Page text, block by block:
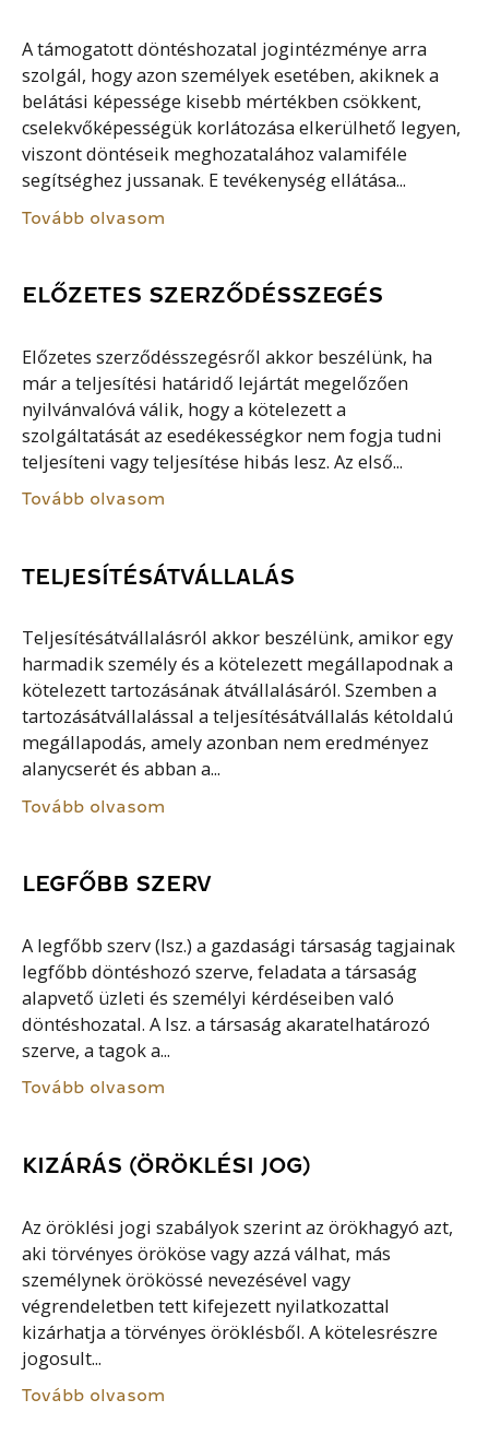
A támogatott döntéshozatal jogintézménye arra
szolgál, hogy azon személyek esetében, akiknek a
belátási képessége kisebb mértékben csökkent,
cselekvőképességük korlátozása elkerülhető legyen,
viszont döntéseik meghozatalához valamiféle
segítséghez jussanak. E tevékenység ellátása...
Tovább olvasom
ELŐZETES SZERZŐDÉSSZEGÉS
Előzetes szerződésszegésről akkor beszélünk, ha
már a teljesítési határidő lejártát megelőzően
nyilvánvalóvá válik, hogy a kötelezett a
szolgáltatását az esedékességkor nem fogja tudni
teljesíteni vagy teljesítése hibás lesz. Az első...
Tovább olvasom
TELJESÍTÉSÁTVÁLLALÁS
Teljesítésátvállalásról akkor beszélünk, amikor egy
harmadik személy és a kötelezett megállapodnak a
kötelezett tartozásának átvállalásáról. Szemben a
tartozásátvállalással a teljesítésátvállalás kétoldalú
megállapodás, amely azonban nem eredményez
alanycserét és abban a...
Tovább olvasom
LEGFŐBB SZERV
A legfőbb szerv (lsz.) a gazdasági társaság tagjainak
legfőbb döntéshozó szerve, feladata a társaság
alapvető üzleti és személyi kérdéseiben való
döntéshozatal. A lsz. a társaság akaratelhatározó
szerve, a tagok a...
Tovább olvasom
KIZÁRÁS (ÖRÖKLÉSI JOG)
Az öröklési jogi szabályok szerint az örökhagyó azt,
aki törvényes örököse vagy azzá válhat, más
személynek örökössé nevezésével vagy
végrendeletben tett kifejezett nyilatkozattal
kizárhatja a törvényes öröklésből. A kötelesrészre
jogosult...
Tovább olvasom